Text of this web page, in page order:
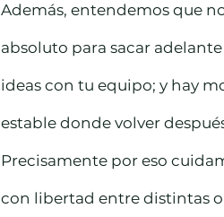
Además, entendemos que
absoluto para sacar
ideas con tu equipo; y hay
estable donde volver
Precisamente por eso
con libertad entre distintas